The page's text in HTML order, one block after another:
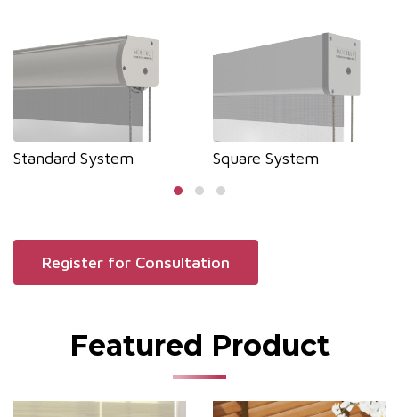
Standard System Square System
Register for Consultation
Featured Product